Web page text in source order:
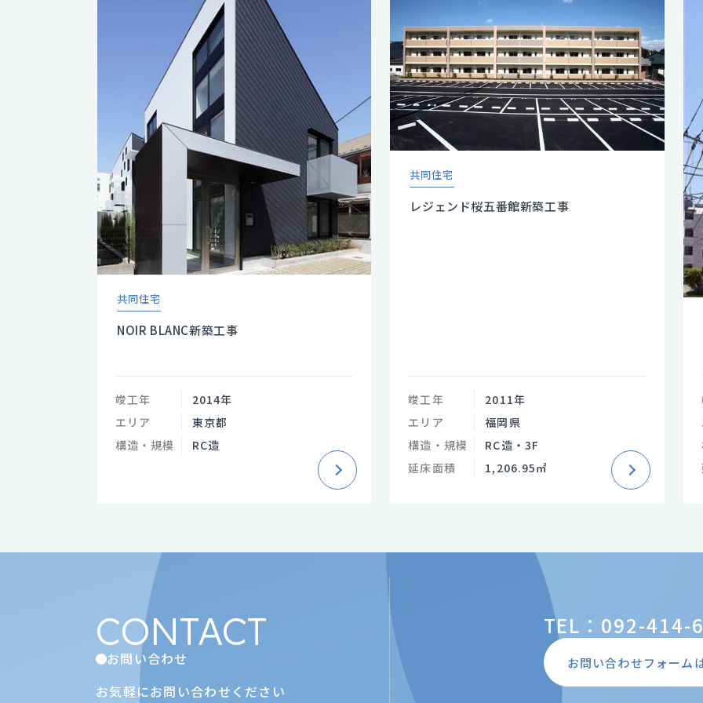
共同住宅
NOIR BLANC新築工事
竣工年
2014年
エリア
東京都
構造・規模
RC造
共同住宅
レジェンド桜五番館新築工事
竣工年
2011年
エリア
福岡県
構造・規模
RC造・3F
延床面積
1,206.95㎡
CONTACT
お問い合わせ
お気軽にお問い合わせください
TEL：092-414-
お問い合わせフォーム